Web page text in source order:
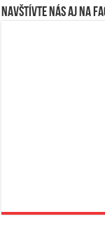
Navštívte nás aj na